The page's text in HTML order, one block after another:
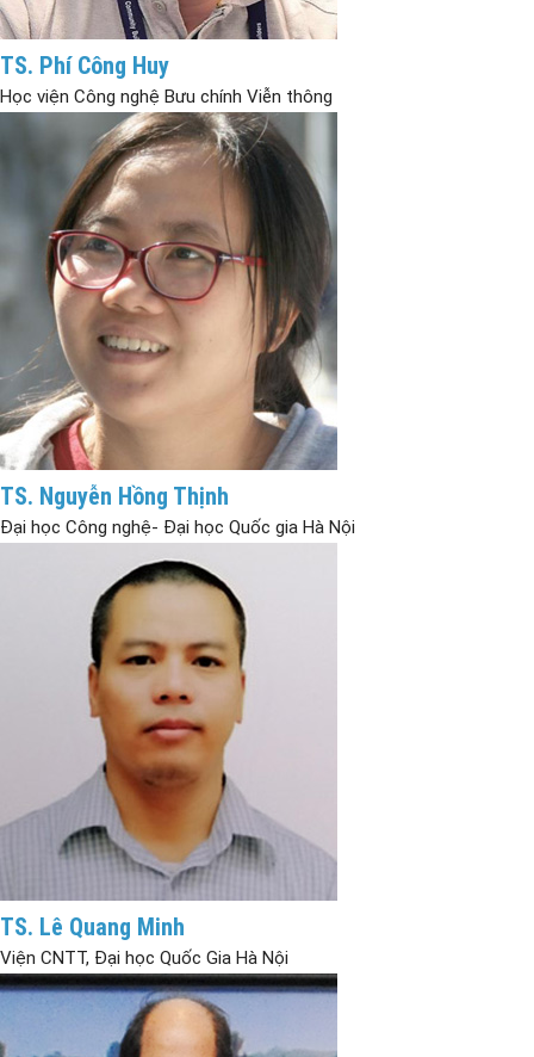
TS. Phí Công Huy
Học viện Công nghệ Bưu chính Viễn thông
TS. Nguyễn Hồng Thịnh
Đại học Công nghệ- Đại học Quốc gia Hà Nội
TS. Lê Quang Minh
Viện CNTT, Đại học Quốc Gia Hà Nội